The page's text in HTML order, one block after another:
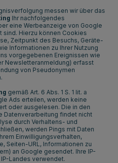
messen wir über das
Ihr nachfolgendes
eine Werbeanzeige von Google
sind. Hierzu können Cookies
Zeitpunkt des Besuchs, Geräte-
Informationen zu Ihrer Nutzung
vorgegebenen Ereignissen wie
Newsletteranmeldung) erfasst
von Pseudonymen
gemäß Art. 6 Abs. 1 S. 1 lit. a
Ads erteilen, werden keine
oder ausgelesen. Die in den
Datenverarbeitung findet nicht
durch Verhaltens- und
werden Pings mit Daten
Einwilligungsverhalten,
Seiten-URL, Informationen zu
an Google gesendet. Ihre IP-
Landes verwendet.